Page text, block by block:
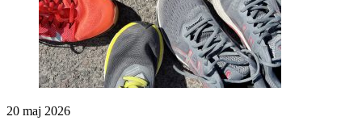
20 maj 2026